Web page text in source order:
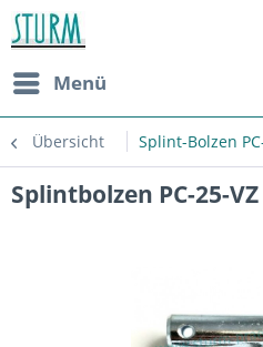
Menü
Übersicht Splint-Bolzen
Splintbolzen PC-25-VZ